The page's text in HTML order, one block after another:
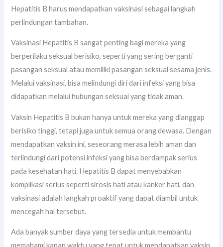
Hepatitis B harus mendapatkan vaksinasi sebagai langkah
perlindungan tambahan.
Vaksinasi Hepatitis B sangat penting bagi mereka yang
berperilaku seksual berisiko, seperti yang sering berganti
pasangan seksual atau memiliki pasangan seksual sesama jenis.
Melalui vaksinasi, bisa melindungi diri dari infeksi yang bisa
didapatkan melalui hubungan seksual yang tidak aman.
Vaksin Hepatitis B bukan hanya untuk mereka yang dianggap
berisiko tinggi, tetapi juga untuk semua orang dewasa. Dengan
mendapatkan vaksin ini, seseorang merasa lebih aman dan
terlindungi dari potensi infeksi yang bisa berdampak serius
pada kesehatan hati. Hepatitis B dapat menyebabkan
komplikasi serius seperti sirosis hati atau kanker hati, dan
vaksinasi adalah langkah proaktif yang dapat diambil untuk
mencegah hal tersebut.
Ada banyak sumber daya yang tersedia untuk membantu